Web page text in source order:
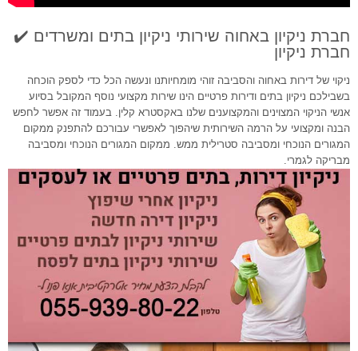
חברת ניקיון באחוה שירותי ניקיון בתים ומשרדים ✔️
חברת ניקיון
ניקוי של דירות באחוה והסביבה זוהי מומחיותנו ונעשה הכל כדי לספק הוכחה
בשבילכם ניקיון בתים ודירות פרטיים הינו שירות מקצועי נוסף המקובל בסיוע
אנשי הניקוי המצוינים והמקצוענים שלנו באקסטרא קלין. בעמוד זה אפשר לחפש
הבנה ומקצועי על הרמה השירותית שיהפוך לאפשרי עבורכם להתפנק ממקום
המגורים הנוכחי ומסביבה סטרילית ממש. ממקום המגורים הנוכחי ומסביבה
מבריקה לגמרי.